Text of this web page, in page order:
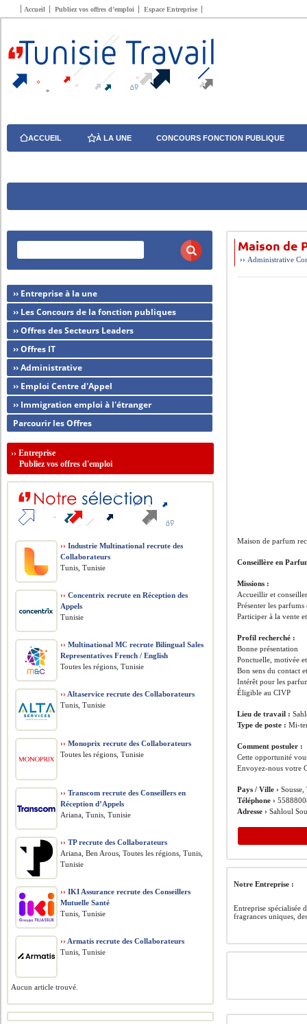
Accueil Publiez vos offres d’emploi Espace Entreprise
ACCUEIL À LA UNE CONCOURS FONCTION PUBLIQUE
Maison de
›› Administrative
Maison de parfum
Conseillère en
Missions :
Accueillir et
Présenter les
Participer à la vente
Profil recherché :
Bonne présentation
Ponctuelle, motivée
Bon sens du contact
Intérêt pour les
Éligible au CIVP
Lieu de travail :
Type de poste : Mi-
Comment postuler :
Cette opportunité
Envoyez-nous votre
Pays / Ville ›
Téléphone ›
Adresse › Sahloul
Notre Entreprise :
Entreprise spécialisée
fragrances uniques,
›› Entreprise à la une
›› Les Concours de la fonction publiques
›› Offres des Secteurs Leaders
›› Offres IT
›› Administrative
›› Emploi Centre d'Appel
›› Immigration emploi à l'étranger
Parcourir les Offres
››Entreprise
Publiez vos offres d'emploi
›› Industrie Multinational recrute des
Collaborateurs
Tunis, Tunisie
›› Concentrix recrute en Réception des
Appels
Tunisie
›› Multinational MC recrute Bilingual Sales
Representatives French / English
Toutes les régions, Tunisie
›› Altaservice recrute des Collaborateurs
Tunis, Tunisie
›› Monoprix recrute des Collaborateurs
Toutes les régions, Tunisie
›› Transcom recrute des Conseillers en
Réception d’Appels
Ariana, Tunis, Tunisie
›› TP recrute des Collaborateurs
Ariana, Ben Arous, Toutes les régions, Tunis,
Tunisie
›› IKI Assurance recrute des Conseillers
Mutuelle Santé
Tunis, Tunisie
›› Armatis recrute des Collaborateurs
Tunis, Tunisie
Aucun article trouvé.